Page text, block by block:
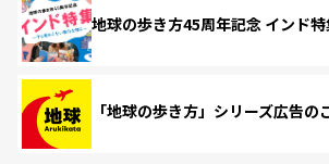
地球の歩き方45周年記念 インド
「地球の歩き方」シリーズ広告の